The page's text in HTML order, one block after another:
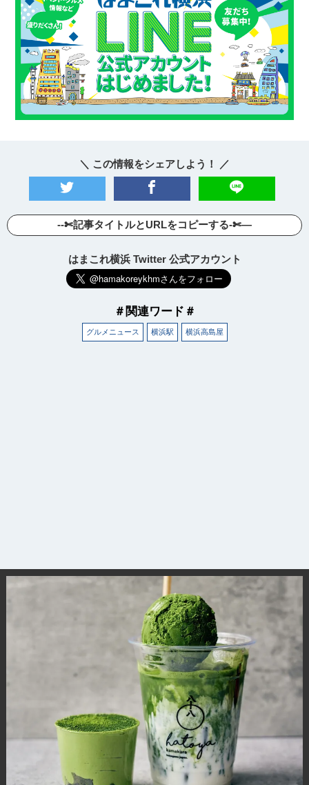
＼ この情報をシェアしよう！ ／
--✄記事タイトルとURLをコピーする-✄—
はまこれ横浜 Twitter 公式アカウント
＃関連ワード＃
グルメニュース 横浜駅 横浜高島屋